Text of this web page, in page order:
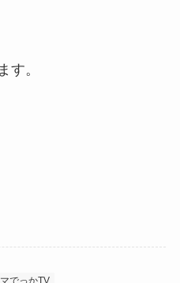
す。
でっかTV